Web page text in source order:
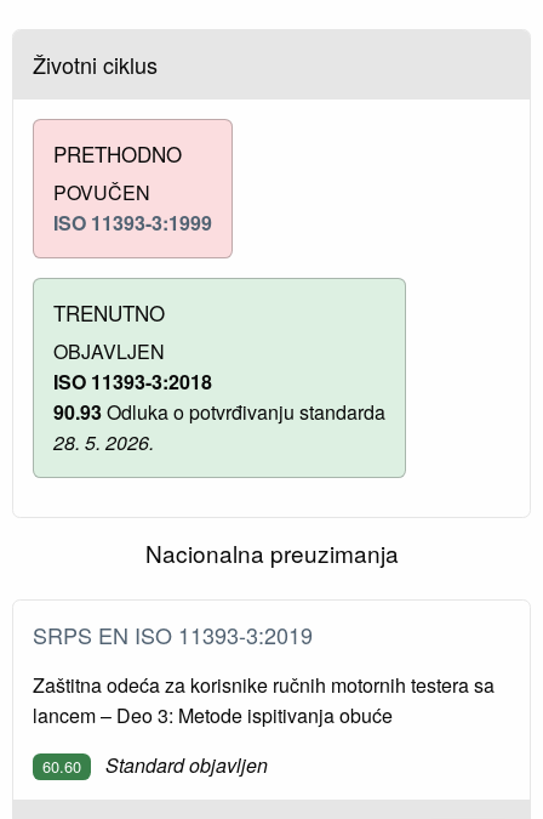
Životni ciklus
PRETHODNO
POVUČEN
ISO 11393-3:1999
TRENUTNO
OBJAVLJEN
ISO 11393-3:2018
90.93Odluka o potvrđivanju standarda
28. 5. 2026.
Nacionalna preuzimanja
SRPS EN ISO 11393-3:2019
Zaštitna odeća za korisnike ručnih motornih testera sa
lancem – Deo 3: Metode ispitivanja obuće
60.60 Standard objavljen